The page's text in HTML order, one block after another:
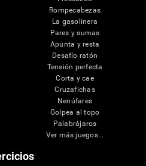
Rompecabezas
La gasolinera
Pares y sumas
Apunta y resta
Desafío ratón
Tensión perfecta
Corta y cae
Cruzafichas
Nenúfares
Golpea al topo
Palabrájaros
Ver más juegos...